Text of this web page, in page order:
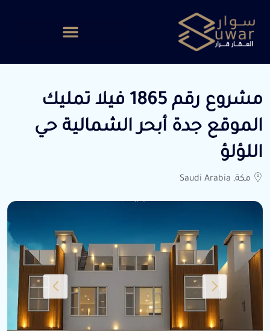
مشروع رقم 1865 فيلا تمليك
الموقع جدة أبحر الشمالية حي
اللؤلؤ
مكة, Saudi Arabia